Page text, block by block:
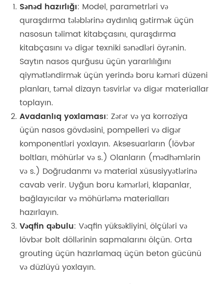
Sənəd hazırlığı: Model, parametrləri və
quraşdırma tələblərinə aydınlıq gətirmək üçün
nasosun təlimat kitabçasını, quraşdırma
kitabçasını və digər texniki sənədləri öyrənin.
Saytın nasos qurğusu üçün yararlılığını
qiymətləndirmək üçün yerində boru kəməri düzeni
planları, təməl dizayn təsvirlər və digər materiallar
toplayın.
Avadanlıq yoxlaması: Zərər və ya korroziya
üçün nasos gövdəsini, pompelleri və digər
komponentləri yoxlayın. Aksesuarların (lövbər
boltları, möhürlər və s.) Olanların (mədhəmlərin
və s.) Doğrudanmı və material xüsusiyyətlərinə
cavab verir. Uyğun boru kəmərləri, klapanlar,
bağlayıcılar və möhürləmə materialları
hazırlayın.
Vəqfin qəbulu: Vəqfin yüksəkliyini, ölçüləri və
lövbər bolt döllərinin sapmalarını ölçün. Orta
grouting üçün hazırlamaq üçün beton gücünü
və düzlüyü yoxlayın.